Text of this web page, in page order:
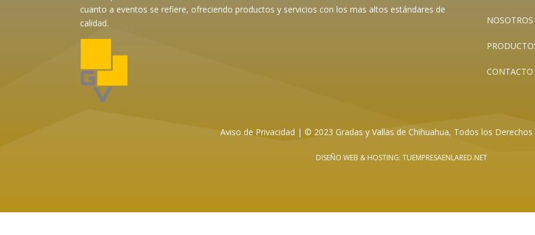
cuanto a eventos se refiere, ofreciendo productos y servicios con los mas altos estándares de
calidad.
NOSOTROS
CONTACTO
Aviso de Privacidad | © 2023 Gradas y Vallas de Chihuahua, Todos los Derechos
DISEÑO WEB & HOSTING: TUEMPRESAENLARED.NET